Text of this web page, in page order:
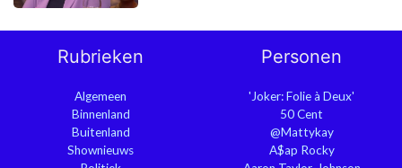
Rubrieken
Algemeen
Binnenland
Buitenland
Shownieuws
Personen
'Joker: Folie à Deux'
50 Cent
@Mattykay
A$ap Rocky